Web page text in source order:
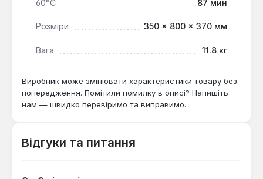
60°С 87 мин
Розміри 350 × 800 × 370 мм
Вага 11.8 кг
Виробник може змінювати характеристики товару без
попередження. Помітили помилку в описі? Напишіть
нам — швидко перевіримо та виправимо.
Відгуки та питання